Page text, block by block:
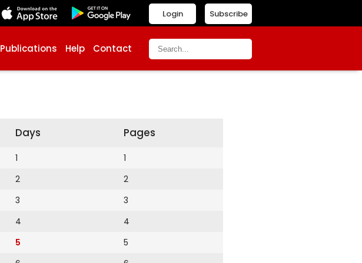
Subscribe
Login
Publications Help Contact
Days
1
2
3
4
5
Pages
1
2
3
4
5